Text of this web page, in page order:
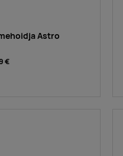
Astro
€